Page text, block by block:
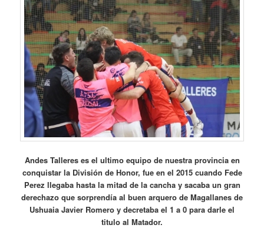
Andes Talleres es el ultimo equipo de nuestra provincia en
conquistar la División de Honor, fue en el 2015 cuando Fede
Perez llegaba hasta la mitad de la cancha y sacaba un gran
derechazo que sorprendía al buen arquero de Magallanes de
Ushuaia Javier Romero y decretaba el 1 a 0 para darle el
titulo al Matador.